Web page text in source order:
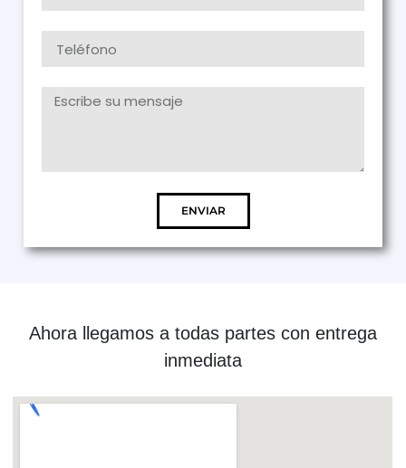
ENVIAR
Ahora llegamos a todas partes con entrega
inmediata